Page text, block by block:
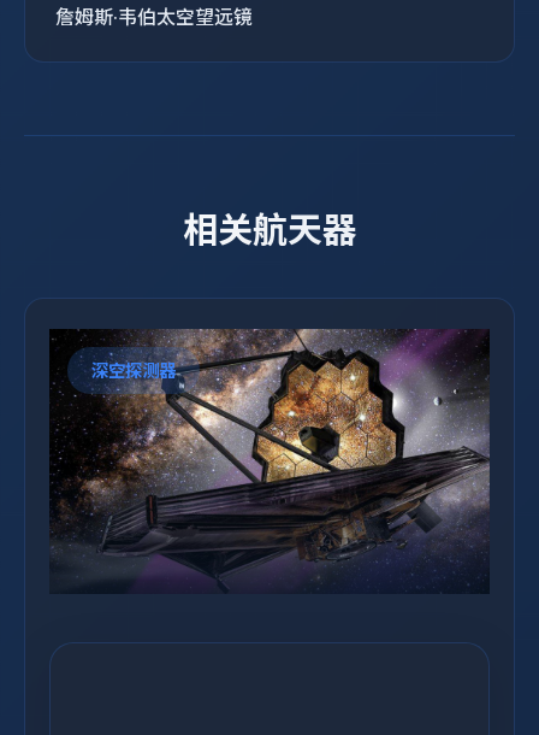
詹姆斯·韦伯太空望远镜
相关航天器
深空探测器